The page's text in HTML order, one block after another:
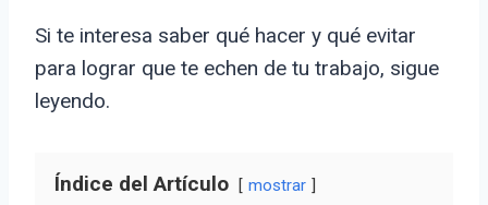
Si te interesa saber qué hacer y qué evitar
para lograr que te echen de tu trabajo, sigue
leyendo.
Índice del Artículo mostrar